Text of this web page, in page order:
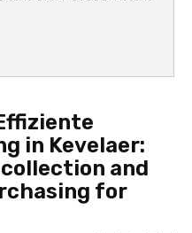
in Kevelaer:
and
for